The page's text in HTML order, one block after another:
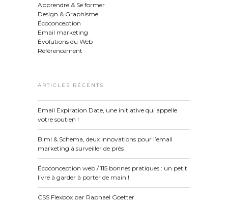
Apprendre & Se former
Design & Graphisme
Écoconception
Email marketing
Évolutions du Web
Référencement
ARTICLES RÉCENTS
Email Expiration Date, une initiative qui appelle
votre soutien !
Bimi & Schema, deux innovations pour l’email
marketing à surveiller de près
Écoconception web / 115 bonnes pratiques : un petit
livre à garder à porter de main !
CSS Flexbox par Raphael Goetter